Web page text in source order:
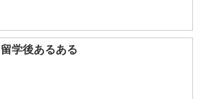
留学後あるある